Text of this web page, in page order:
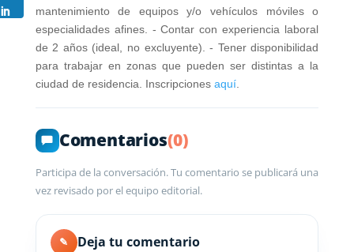
mantenimiento de equipos y/o vehículos móviles o
especialidades afines. - Contar con experiencia laboral
de 2 años (ideal, no excluyente). - Tener disponibilidad
para trabajar en zonas que pueden ser distintas a la
ciudad de residencia. Inscripciones aquí.
Comentarios(0)
Participa de la conversación. Tu comentario se publicará una
vez revisado por el equipo editorial.
✎ Deja tu comentario